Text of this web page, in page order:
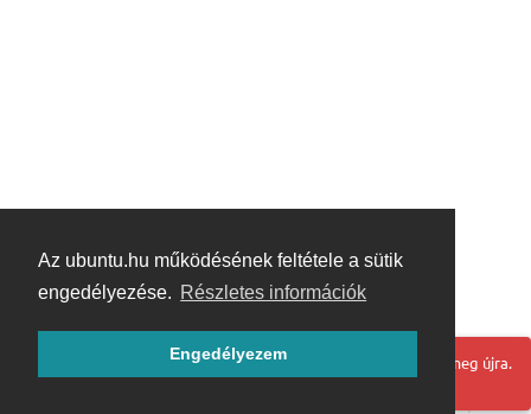
Az ubuntu.hu működésének feltétele a sütik
engedélyezése. Részletes információk
Engedélyezem
Hoppá! Valami hiba történt. Frissítse az oldalt és próbálja meg újra.